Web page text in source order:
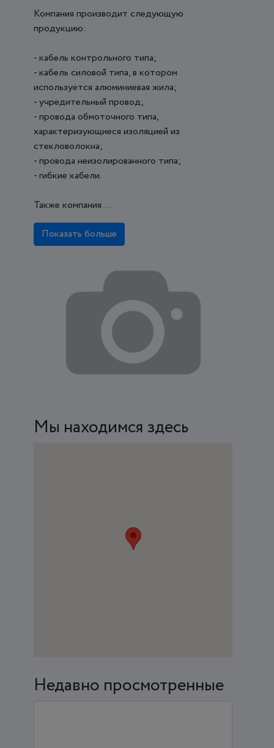
Компания производит следующую
продукцию:
- кабель контрольного типа;
- кабель силовой типа, в котором
используется алюминиевая жила;
- учредительный провод;
- провода обмоточного типа,
характеризующиеся изоляцией из
стекловолокна;
- провода неизолированного типа;
- гибкие кабели.
Также компания ...
Показать больше
Мы находимся здесь
Недавно просмотренные